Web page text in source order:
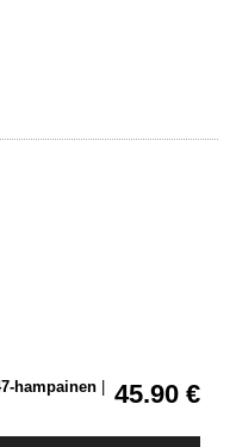
45.90 €
hampainen |